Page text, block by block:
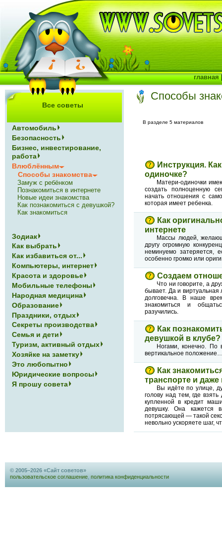
Способы
В разделе 5 материалов
Инструкция.
одиночке?
Матери-одиночки
создать полноценную
начать отношения с
которая имеет ребенка.
Как
интернете
Массы людей,
другу огромную
неминуемо затеряется,
особенно громко или
Создаем
Что ни говорите, а
бывает. Да и виртуальная
долговечна. В наше
знакомиться и
разучились.
Как
девушкой в клубе?
Ногами, конечно. По
вертикальное
Как
транспорте и даже
Вы идёте по улице,
голову над тем, где
купленной в кредит
девушку. Она кажется
потрясающей — такой
невольно ускоряете шаг,
Все советы
Автомобиль
Безопасность
Бизнес, инвестирование,
работа
Влюблённым
Способы знакомства
Замуж с ребёнком
Познакомиться в интернете
Новые идеи знакомства
Как познакомиться с девушкой?
Как знакомиться
Зодиак
Как выбрать
Как избавиться от...
Компьютеры, интернет
Красота и здоровье
Мобильные телефоны
Народная медицина
Образование
Праздники, отдых
Секреты производства
Семья и дети
Туризм, активный отдых
Хозяйке на заметку
Это любопытно
Юридические вопросы
Я прошу совета
главная
© 2005–2026 «Сайт советов»
пользовательское соглашение политика конфиденциальности